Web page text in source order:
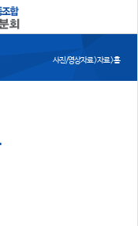
사진/영상자료 > 자료 > 홈